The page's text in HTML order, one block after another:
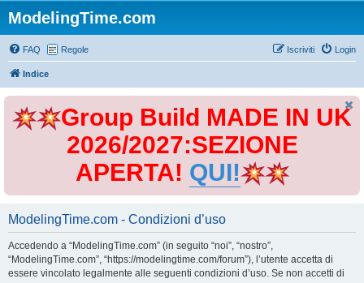
ModelingTime.com
FAQ Regole Login
Iscriviti
Indice
Group Build MADE IN UK
2026/2027:SEZIONE
APERTA! QUI!
ModelingTime.com - Condizioni d’uso
Accedendo a “ModelingTime.com” (in seguito “noi”, “nostro”,
“ModelingTime.com”, “https://modelingtime.com/forum”), l’utente accetta di
essere vincolato legalmente alle seguenti condizioni d’uso. Se non accetti di